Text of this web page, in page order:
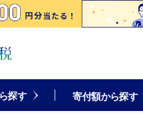
探す 寄付額から探す